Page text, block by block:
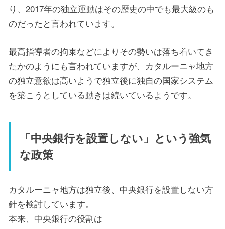
り、2017年の独立運動はその歴史の中でも最大級のも
のだったと言われています。
最高指導者の拘束などによりその勢いは落ち着いてき
たかのようにも言われていますが、カタルーニャ地方
の独立意欲は高いようで独立後に独自の国家システム
を築こうとしている動きは続いているようです。
「中央銀行を設置しない」という強気
な政策
カタルーニャ地方は独立後、中央銀行を設置しない方
針を検討しています。
本来、中央銀行の役割は